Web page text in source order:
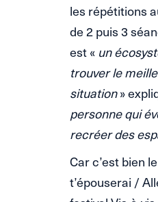
les répétitions
de 2 puis 3
est « un
trouver le
situation»
personne qui
recréer des
Car c’est bien
t’épouserai /